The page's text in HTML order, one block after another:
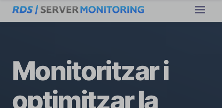
Monitoritzar i
optimitzar la